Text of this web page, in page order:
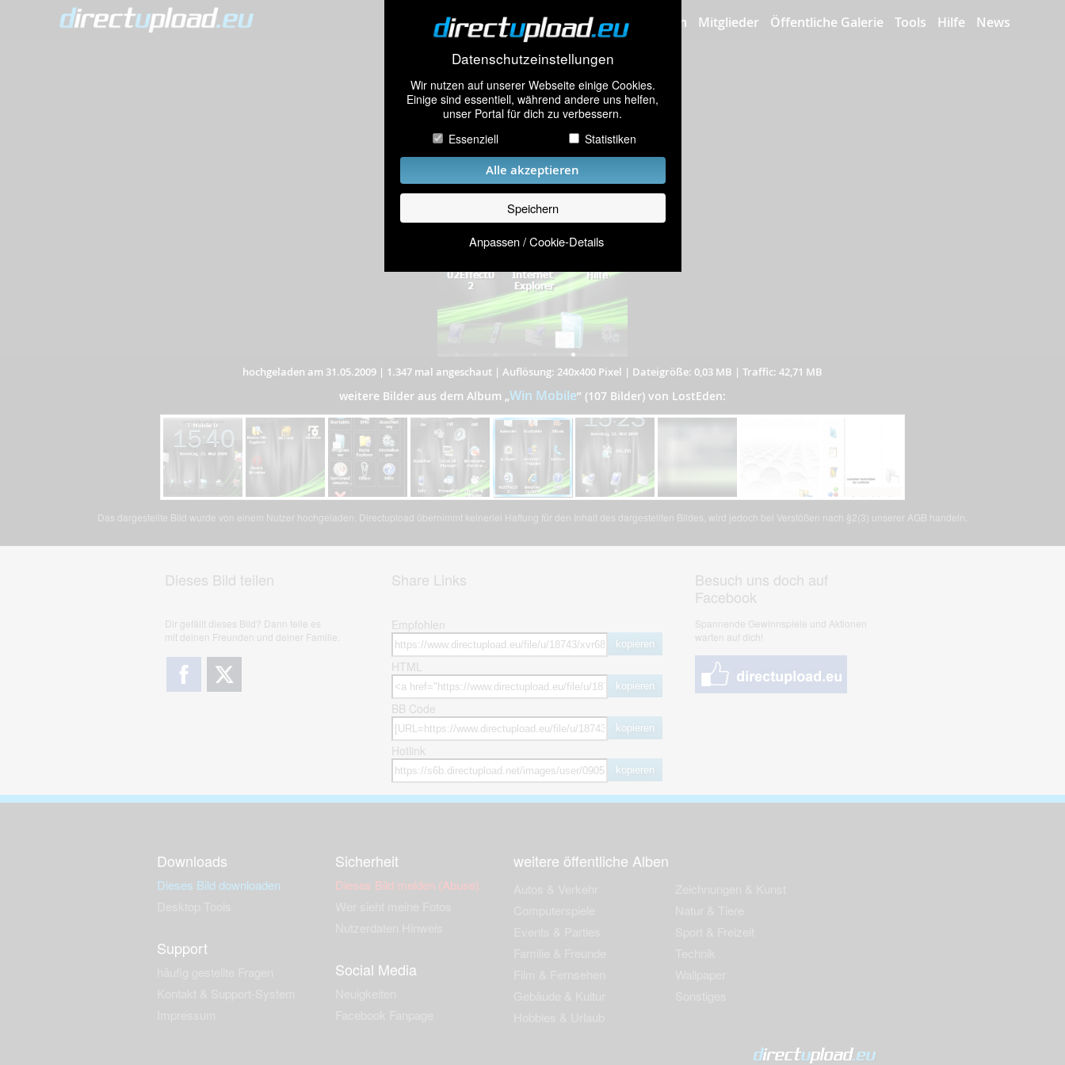
Datenschutzeinstellungen
Wir nutzen auf unserer Webseite einige Cookies.
Einige sind essentiell, während andere uns helfen,
unser Portal für dich zu verbessern.
Essenziell
Statistiken
Alle akzeptieren
Speichern
Anpassen / Cookie-Details
Bilder hochladen Mitglieder Öffentliche Galerie Tools Hilfe News
hochgeladen am 31.05.2009 | 1.347 mal angeschaut | Auflösung: 240x400 Pixel | Dateigröße: 0,03 MB | Traffic: 42,71 MB
weitere Bilder aus dem Album „Win Mobile” (107 Bilder) von LostEden:
Das dargestellte Bild wurde von einem Nutzer hochgeladen. Directupload übernimmt keinerlei Haftung für den Inhalt des dargestellten Bildes, wird jedoch bei Verstößen nach §2(3) unserer AGB handeln.
Dieses Bild teilen
Dir gefällt dieses Bild? Dann teile es
mit deinen Freunden und deiner Familie.
Share Links
Empfohlen
kopieren
HTML
kopieren
BB Code
kopieren
Hotlink
kopieren
Besuch uns doch auf
Facebook
Spannende Gewinnspiele und Aktionen
warten auf dich!
Downloads
Dieses Bild downloaden
Support
Sicherheit
Dieses Bild melden (Abuse)
Social Media
weitere öffentliche Alben